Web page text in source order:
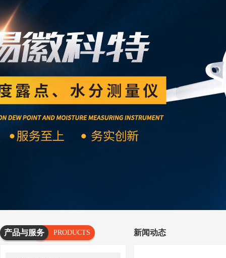
产品与服务
PRODUCTS
新闻动态